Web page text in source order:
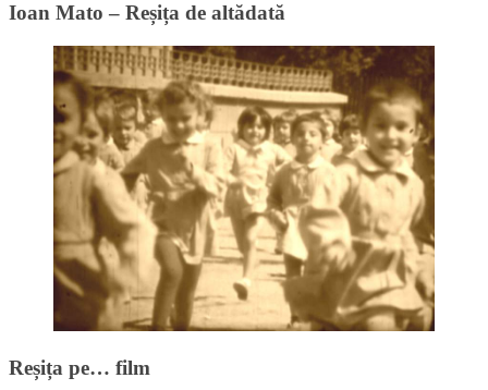
Ioan Mato – Reșița de altădată
Reșița pe… film